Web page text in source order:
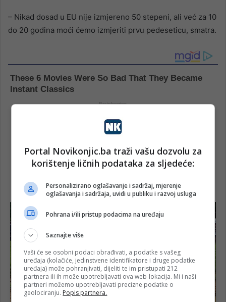
– Nikad dosad u EU nije izmjereno 50 stepeni, ali već za 10
do 20 godina moći ćemo izmjeriti prvu pedeseticu, smatra.
Portal Novikonjic.ba traži vašu dozvolu za
korištenje ličnih podataka za sljedeće:
Personalizirano oglašavanje i sadržaj, mjerenje
oglašavanja i sadržaja, uvidi u publiku i razvoj usluga
Pohrana i/ili pristup podacima na uređaju
Saznajte više
Vaši će se osobni podaci obrađivati, a podatke s vašeg
uređaja (kolačiće, jedinstvene identifikatore i druge podatke
uređaja) može pohranjivati, dijeliti te im pristupati 212
partnera ili ih može upotrebljavati ova web-lokacija. Mi i naši
partneri možemo upotrebljavati precizne podatke o
geolociranju. Popis partnera.